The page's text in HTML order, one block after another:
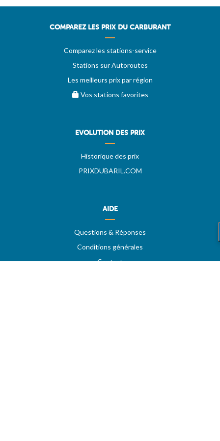
COMPAREZ LES PRIX DU CARBURANT
Comparez les stations-service
Stations sur Autoroutes
Les meilleurs prix par région
Vos stations favorites
EVOLUTION DES PRIX
Historique des prix
PRIXDUBARIL.COM
AIDE
Questions & Réponses
Conditions générales
Contact